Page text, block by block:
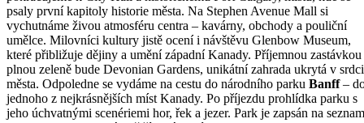
psaly první kapitoly historie města. Na Stephen Avenue Mall si
vychutnáme živou atmosféru centra – kavárny, obchody a pouliční
umělce. Milovníci kultury jistě ocení i návštěvu Glenbow Museum,
které přibližuje dějiny a umění západní Kanady. Příjemnou zastávkou
plnou zeleně bude Devonian Gardens, unikátní zahrada ukrytá v srdci
města. Odpoledne se vydáme na cestu do národního parku Banff–
jednoho z nejkrásnějších míst Kanady. Po příjezdu prohlídka parku s
jeho úchvatnými scenériemi hor, řek a jezer. Park je zapsán na